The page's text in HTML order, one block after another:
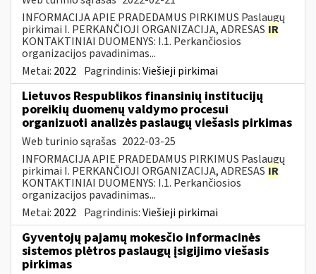
INFORMACIJA APIE PRADEDAMUS PIRKIMUS Paslaugų
pirkimai I. PERKANČIOJI ORGANIZACIJA, ADRESAS IR
KONTAKTINIAI DUOMENYS: I.1. Perkančiosios
organizacijos pavadinimas...
Metai: 2022 Pagrindinis:Viešieji pirkimai
Lietuvos Respublikos finansinių institucijų
poreikių duomenų valdymo procesui
organizuoti analizės paslaugų viešasis pirkimas
Web turinio sąrašas 2022-03-25
INFORMACIJA APIE PRADEDAMUS PIRKIMUS Paslaugų
pirkimai I. PERKANČIOJI ORGANIZACIJA, ADRESAS IR
KONTAKTINIAI DUOMENYS: I.1. Perkančiosios
organizacijos pavadinimas...
Metai: 2022 Pagrindinis:Viešieji pirkimai
Gyventojų pajamų mokesčio informacinės
sistemos plėtros paslaugų įsigijimo viešasis
pirkimas